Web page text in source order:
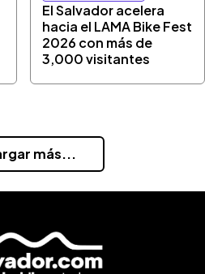
El Salvador acelera
hacia el LAMA Bike Fest
2026 con más de
3,000 visitantes
más...